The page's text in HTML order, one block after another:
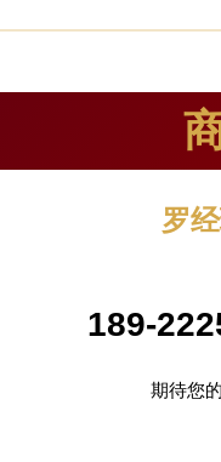
罗
189-
期待您